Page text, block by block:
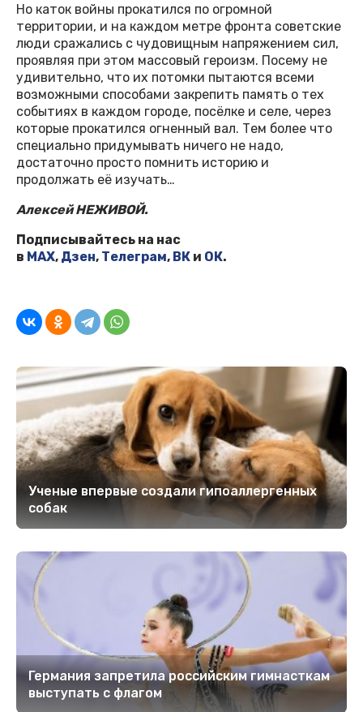
Но каток войны прокатился по огромной
территории, и на каждом метре фронта советские
люди сражались с чудовищным напряжением сил,
проявляя при этом массовый героизм. Посему не
удивительно, что их потомки пытаются всеми
возможными способами закрепить память о тех
событиях в каждом городе, посёлке и селе, через
которые прокатился огненный вал. Тем более что
специально придумывать ничего не надо,
достаточно просто помнить историю и
продолжать её изучать…
Алексей НЕЖИВОЙ.
Подписывайтесь на нас
в MAX, Дзен, Телеграм, ВК и ОК.
Ученые впервые создали гипоаллергенных
собак
Германия запретила российским гимнасткам
выступать с флагом